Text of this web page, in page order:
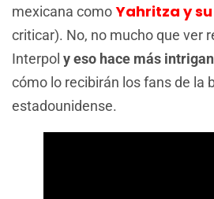
mexicana como Yahritza y
criticar). No, no mucho que ver
Interpol y eso hace más
cómo lo recibirán los fans de la
estadounidense.